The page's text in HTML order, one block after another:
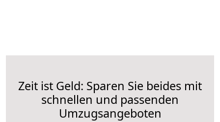
Zeit ist Geld: Sparen Sie beides mit
schnellen und passenden
Umzugsangeboten